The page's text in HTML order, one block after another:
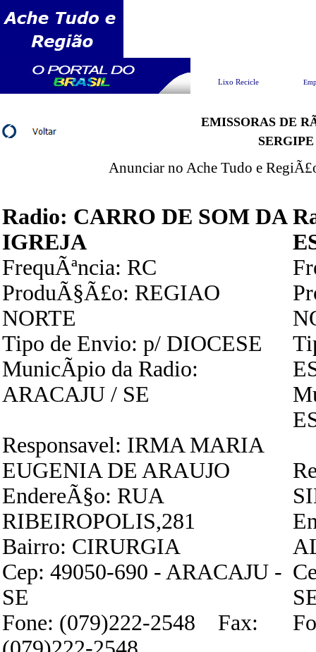
Lixo Recicle
EMISSORAS DE
SERGIPE
Anunciar no Ache Tudo e
Radio: CARRO DE SOM DA
IGREJA
FrequÃªncia: RC
ProduÃ§Ã£o: REGIAO
NORTE
Tipo de Envio: p/ DIOCESE
MunicÃ­pio da Radio:
ARACAJU / SE
Responsavel: IRMA MARIA
EUGENIA DE ARAUJO
EndereÃ§o: RUA
RIBEIROPOLIS,281
Bairro: CIRURGIA
Cep: 49050-690 - ARACAJU -
SE
Fone: (079)222-2548 Fax: